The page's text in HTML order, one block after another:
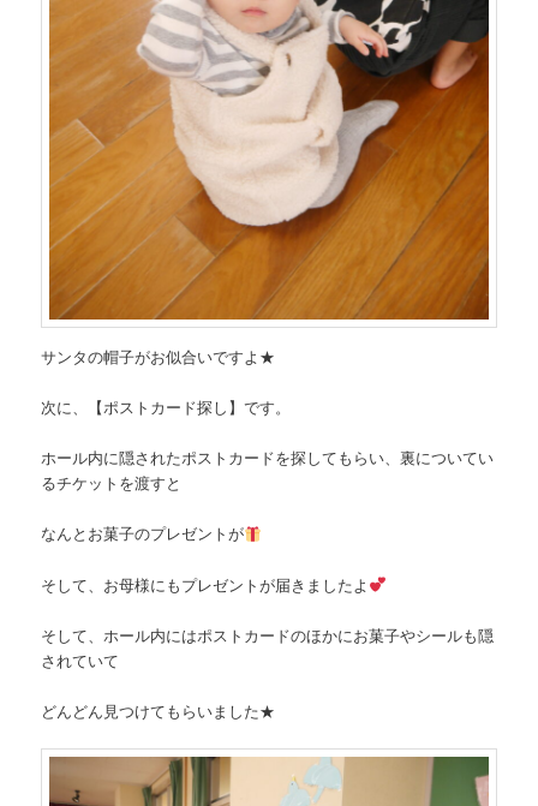
サンタの帽子がお似合いですよ★
次に、【ポストカード探し】です。
ホール内に隠されたポストカードを探してもらい、裏についてい
るチケットを渡すと
なんとお菓子のプレゼントが
そして、お母様にもプレゼントが届きましたよ
そして、ホール内にはポストカードのほかにお菓子やシールも隠
されていて
どんどん見つけてもらいました★